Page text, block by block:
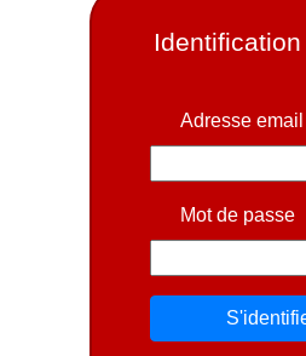
Adresse email
Mot de passe